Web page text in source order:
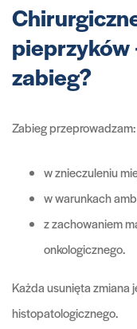
pieprzyków
zabieg?
Zabieg przeprowadzam:
w znieczuleniu
w warunkach
z zachowaniem
onkologicznego.
Każda usunięta zmiana
histopatologicznego.